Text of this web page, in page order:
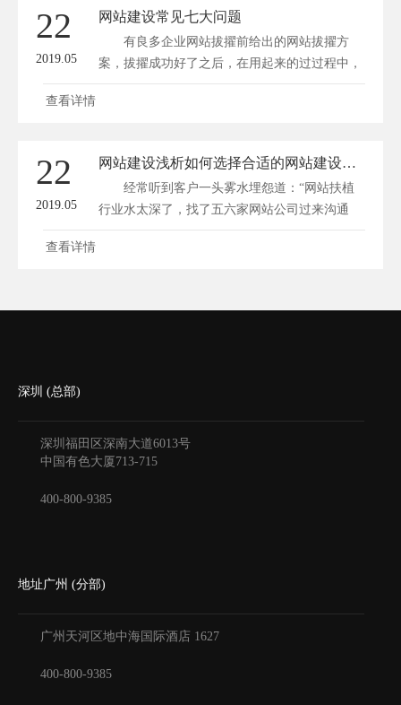
22
2019.05
网站建设常见七大问题
有良多企业网站拔擢前给出的网站拔擢方
案，拔擢成功好了之后，在用起来的过过程中，
总会...
查看详情
22
2019.05
网站建设浅析如何选择合适的网站建设公司看这三点就行了
经常听到客户一头雾水埋怨道：“网站扶植
行业水太深了，找了五六家网站公司过来沟通
网...
查看详情
深圳 (总部)
深圳福田区深南大道6013号
中国有色大厦713-715
400-800-9385
地址广州 (分部)
广州天河区地中海国际酒店 1627
400-800-9385